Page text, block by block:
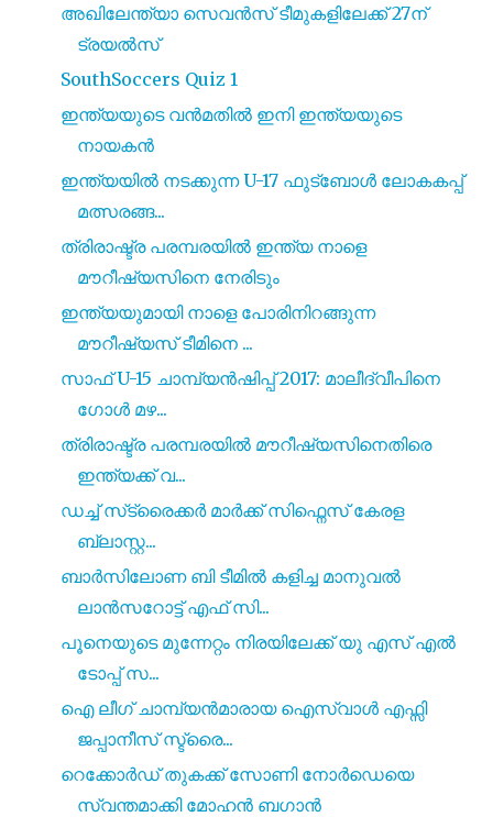
അഖിലേന്ത്യാ സെവൻസ് ടീമുകളിലേക്ക് 27ന്
ട്രയൽസ്
SouthSoccers Quiz 1
ഇന്ത്യയുടെ വൻമതിൽ ഇനി ഇന്ത്യയുടെ
നായകൻ
ഇന്ത്യയിൽ നടക്കുന്ന U-17 ഫുട്ബോൾ ലോകകപ്പ്
മത്സരങ്ങ...
ത്രിരാഷ്ട്ര പരമ്പരയിൽ ഇന്ത്യ നാളെ
മൗറീഷ്യസിനെ നേരിടും
ഇന്ത്യയുമായി നാളെ പോരിനിറങ്ങുന്ന
മൗറീഷ്യസ് ടീമിനെ ...
സാഫ് U-15 ചാമ്പ്യൻഷിപ്പ് 2017: മാലീദ്വീപിനെ
ഗോൾ മഴ...
ത്രിരാഷ്ട്ര പരമ്പരയിൽ മൗറീഷ്യസിനെതിരെ
ഇന്ത്യക്ക് വ...
ഡച്ച് സ്‌ട്രൈക്കർ മാർക്ക് സിഫ്നെസ്‌ കേരള
ബ്ലാസ്റ്റ...
ബാർസിലോണ ബി ടീമിൽ കളിച്ച മാനുവൽ
ലാൻസറോട്ട് എഫ് സി...
പൂനെയുടെ മുന്നേറ്റം നിരയിലേക്ക് യു എസ് എൽ
ടോപ്പ് സ...
ഐ ലീഗ് ചാമ്പ്യൻമാരായ ഐസ്വാൾ എഫ്സി
ജപ്പാനീസ് സ്ട്രൈ...
റെക്കോർഡ് തുകക്ക് സോണി നോർഡെയെ
സ്വന്തമാക്കി മോഹൻ ബഗാൻ